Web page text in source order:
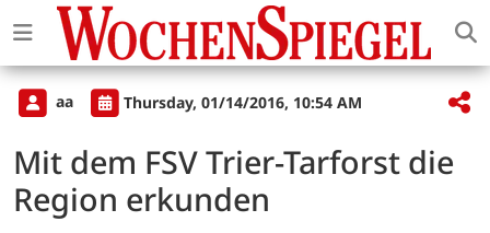
aa Thursday, 01/14/2016, 10:54 AM
Mit dem FSV Trier-Tarforst die
Region erkunden